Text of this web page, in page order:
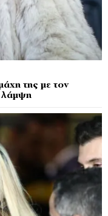
της με τον
λάμψη